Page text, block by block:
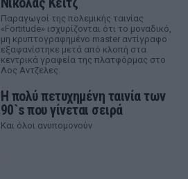
Παραγωγοί της πολεμικής ταινίας
«Fortitude» ισχυρίζονται ότι το μοναδικό,
μη κρυπτογραφημένο master αντίγραφο
εξαφανίστηκε μετά από κλοπή στα
κεντρικά γραφεία της πλατφόρμας στο
Λος Αντζελες.
Η πολύ πετυχημένη ταινία των
90`s που γίνεται σειρά
Και όλοι ανυπομονούν